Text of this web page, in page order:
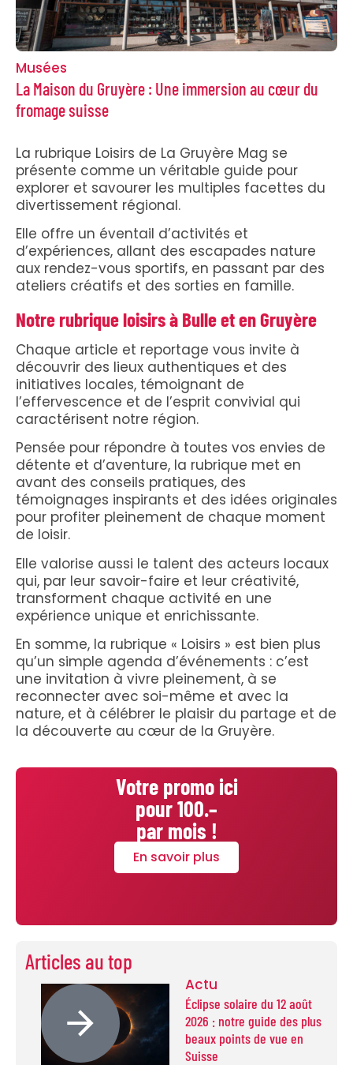
Musées
La Maison du Gruyère : Une immersion au cœur du
fromage suisse
La rubrique Loisirs de La Gruyère Mag se
présente comme un véritable guide pour
explorer et savourer les multiples facettes du
divertissement régional.
Elle offre un éventail d’activités et
d’expériences, allant des escapades nature
aux rendez-vous sportifs, en passant par des
ateliers créatifs et des sorties en famille.
Notre rubrique loisirs à Bulle et en Gruyère
Chaque article et reportage vous invite à
découvrir des lieux authentiques et des
initiatives locales, témoignant de
l’effervescence et de l’esprit convivial qui
caractérisent notre région.
Pensée pour répondre à toutes vos envies de
détente et d’aventure, la rubrique met en
avant des conseils pratiques, des
témoignages inspirants et des idées originales
pour profiter pleinement de chaque moment
de loisir.
Elle valorise aussi le talent des acteurs locaux
qui, par leur savoir-faire et leur créativité,
transforment chaque activité en une
expérience unique et enrichissante.
En somme, la rubrique « Loisirs » est bien plus
qu’un simple agenda d’événements : c’est
une invitation à vivre pleinement, à se
reconnecter avec soi-même et avec la
nature, et à célébrer le plaisir du partage et de
la découverte au cœur de la Gruyère.
Votre promo ici
pour 100.–
par mois !
En savoir plus
Articles au top
Actu
Éclipse solaire du 12 août
2026 : notre guide des plus
beaux points de vue en
Suisse